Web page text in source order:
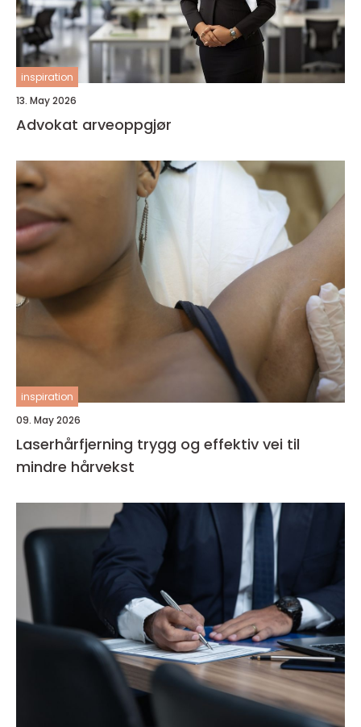
inspiration
13. May 2026
Advokat arveoppgjør
inspiration
09. May 2026
Laserhårfjerning trygg og effektiv vei til
mindre hårvekst